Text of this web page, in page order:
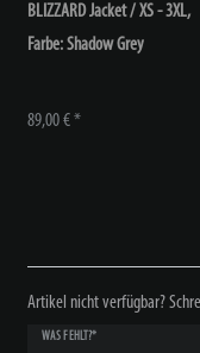
BLIZZARD Jacket / XS - 3XL,
Farbe: Shadow Grey
89,00 € *
Artikel nicht verfügbar?
WAS FEHLT?*